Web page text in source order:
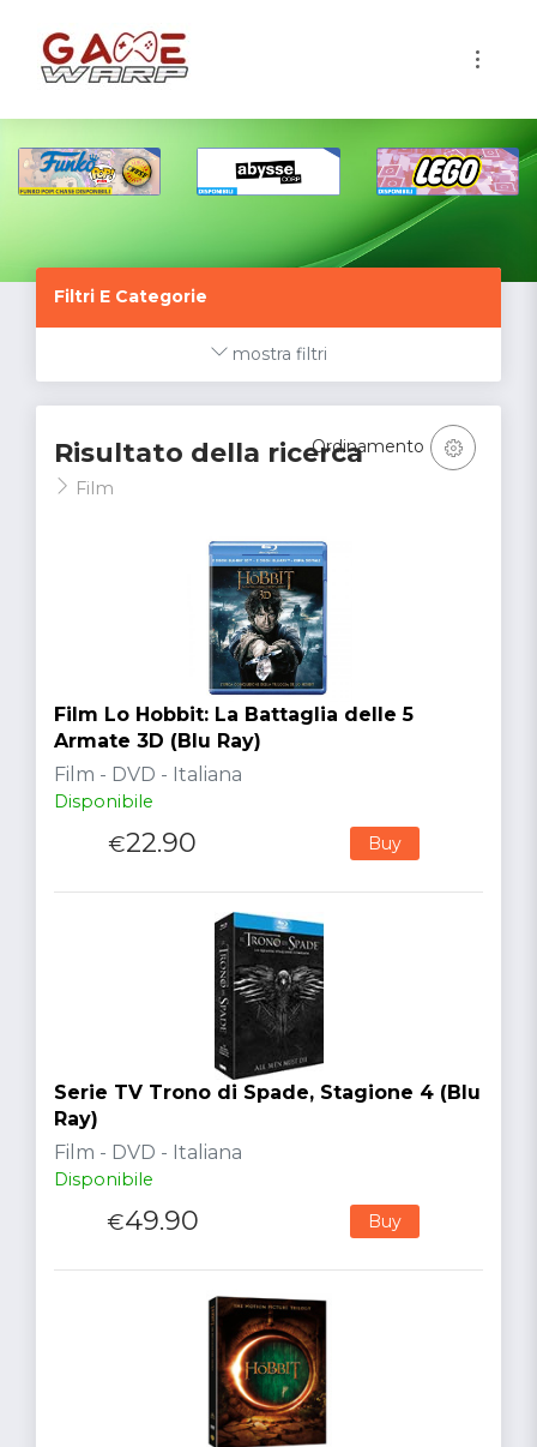
Filtri E Categorie
mostra filtri
Risultato della ricerca
Film
Ordinamento
Film Lo Hobbit: La Battaglia delle 5
Armate 3D (Blu Ray)
Film - DVD - Italiana
Disponibile
€22.90 Buy
Serie TV Trono di Spade, Stagione 4 (Blu
Ray)
Film - DVD - Italiana
Disponibile
€49.90 Buy